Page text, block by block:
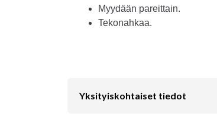
Myydään pareittain.
Tekonahkaa.
Yksityiskohtaiset tiedot